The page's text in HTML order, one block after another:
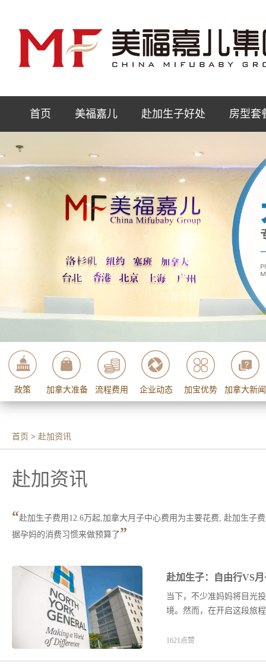
首页 美福嘉儿 赴加生子好处 房型套
政策 加拿大准备 流程费用 企业动态 加宝优势 加拿大新闻
首页 > 赴加资讯
赴加资讯
“赴加生子费用12.6万起,加拿大月子中心费用为主要花费, 赴加生子
据孕妈的消费习惯来做预算了 ”
赴加生子：自由行VS
当下，不少准妈妈将目光
境。然而，在开启这段旅
1621点赞